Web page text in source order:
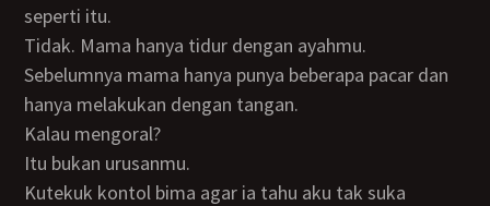
seperti itu.
Tidak. Mama hanya tidur dengan ayahmu.
Sebelumnya mama hanya punya beberapa pacar dan
hanya melakukan dengan tangan.
Kalau mengoral?
Itu bukan urusanmu.
Kutekuk kontol bima agar ia tahu aku tak suka